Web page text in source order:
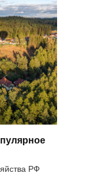
РФ